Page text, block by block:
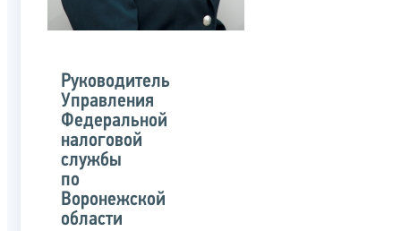
Руководитель
Управления
Федеральной
налоговой
службы
по
Воронежской
области